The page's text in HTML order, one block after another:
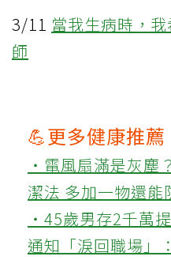
3/11 當我生病時，
師
💪更多健康推薦
‧電風扇滿是灰塵
潔法 多加一物還能
‧45歲男存2千萬
通知「淚回職場」